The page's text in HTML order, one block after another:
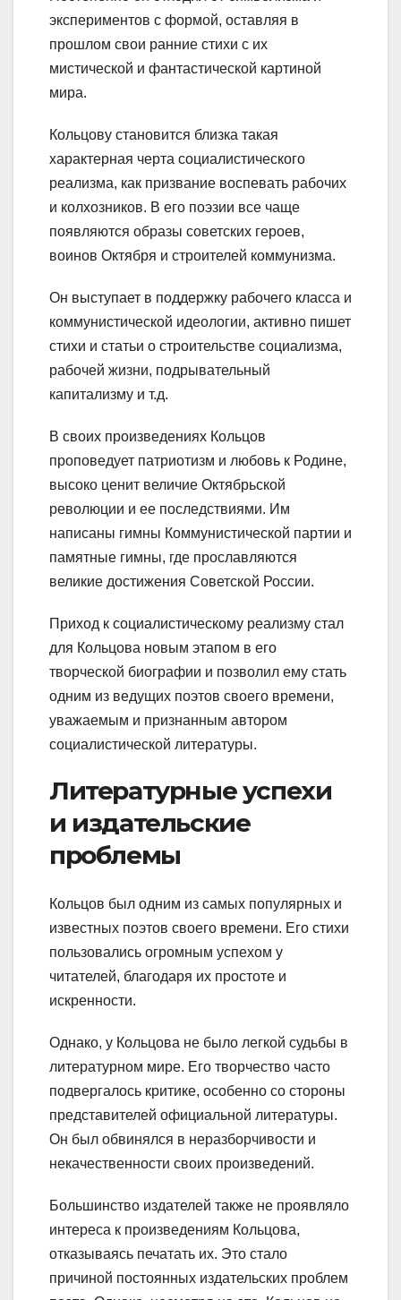
экспериментов с формой, оставляя в
прошлом свои ранние стихи с их
мистической и фантастической картиной
мира.
Кольцову становится близка такая
характерная черта социалистического
реализма, как призвание воспевать рабочих
и колхозников. В его поэзии все чаще
появляются образы советских героев,
воинов Октября и строителей коммунизма.
Он выступает в поддержку рабочего класса и
коммунистической идеологии, активно пишет
стихи и статьи о строительстве социализма,
рабочей жизни, подрывательный
капитализму и т.д.
В своих произведениях Кольцов
проповедует патриотизм и любовь к Родине,
высоко ценит величие Октябрьской
революции и ее последствиями. Им
написаны гимны Коммунистической партии и
памятные гимны, где прославляются
великие достижения Советской России.
Приход к социалистическому реализму стал
для Кольцова новым этапом в его
творческой биографии и позволил ему стать
одним из ведущих поэтов своего времени,
уважаемым и признанным автором
социалистической литературы.
Литературные успехи
и издательские
проблемы
Кольцов был одним из самых популярных и
известных поэтов своего времени. Его стихи
пользовались огромным успехом у
читателей, благодаря их простоте и
искренности.
Однако, у Кольцова не было легкой судьбы в
литературном мире. Его творчество часто
подвергалось критике, особенно со стороны
представителей официальной литературы.
Он был обвинялся в неразборчивости и
некачественности своих произведений.
Большинство издателей также не проявляло
интереса к произведениям Кольцова,
отказываясь печатать их. Это стало
причиной постоянных издательских проблем